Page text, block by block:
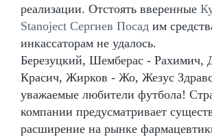
реализации. Отстоять вверенные
Stanoject Сергиев Посад им
инкассаторам не удалось.
Березуцкий, Шемберас - Рахимич,
Красич, Жирков - Жо, Жезус
уважаемые любители футбола!
компании предусматривает
расширение на рынке